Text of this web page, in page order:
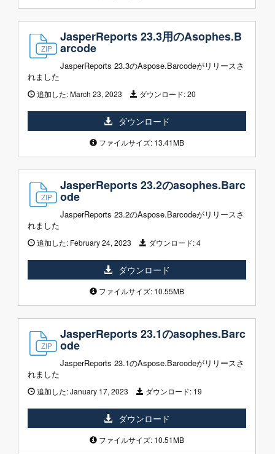
JasperReports 23.3用のAsophes.B
arcode
JasperReports 23.3のAspose.Barcodeがリリースさ
れました
追加した:March 23, 2023 ダウンロード:20
ダウンロード
ファイルサイズ: 13.41MB
JasperReports 23.2のasophes.Barc
ode
JasperReports 23.2のAspose.Barcodeがリリースさ
れました
追加した: February 24, 2023 ダウンロード:4
ダウンロード
ファイルサイズ: 10.55MB
JasperReports 23.1のasophes.Barc
ode
JasperReports 23.1のAspose.Barcodeがリリースさ
れました
追加した:January 17, 2023 ダウンロード: 19
ダウンロード
ファイルサイズ: 10.51MB